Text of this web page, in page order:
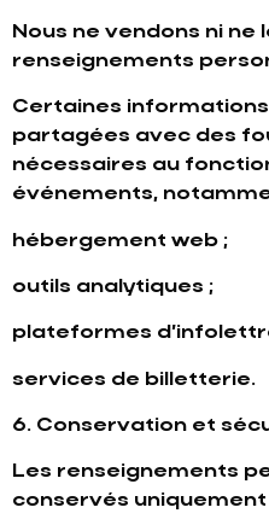
Nous ne vendons ni ne
renseignements
Certaines
partagées avec des
nécessaires au
événements,
hébergement web ;
outils analytiques ;
plateformes
services de billetterie.
6. Conservation et
Les renseignements
conservés